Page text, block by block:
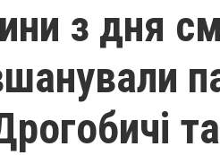
з дня